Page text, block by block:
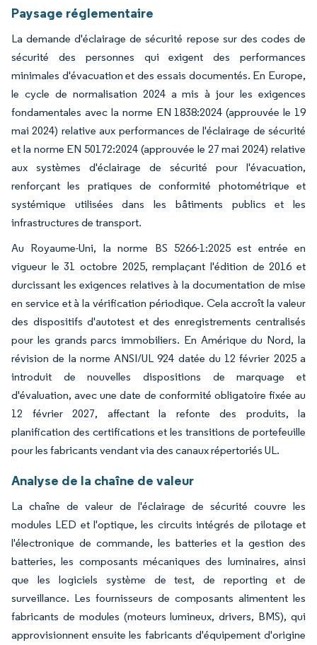
Paysage réglementaire
La demande d'éclairage de sécurité repose sur des codes de
sécurité des personnes qui exigent des performances
minimales d'évacuation et des essais documentés. En Europe,
le cycle de normalisation 2024 a mis à jour les exigences
fondamentales avec la norme EN 1838:2024 (approuvée le 19
mai 2024) relative aux performances de l'éclairage de sécurité
et la norme EN 50172:2024 (approuvée le 27 mai 2024) relative
aux systèmes d'éclairage de sécurité pour l'évacuation,
renforçant les pratiques de conformité photométrique et
systémique utilisées dans les bâtiments publics et les
infrastructures de transport.
Au Royaume-Uni, la norme BS 5266-1:2025 est entrée en
vigueur le 31 octobre 2025, remplaçant l'édition de 2016 et
durcissant les exigences relatives à la documentation de mise
en service et à la vérification périodique. Cela accroît la valeur
des dispositifs d'autotest et des enregistrements centralisés
pour les grands parcs immobiliers. En Amérique du Nord, la
révision de la norme ANSI/UL 924 datée du 12 février 2025 a
introduit de nouvelles dispositions de marquage et
d'évaluation, avec une date de conformité obligatoire fixée au
12 février 2027, affectant la refonte des produits, la
planification des certifications et les transitions de portefeuille
pour les fabricants vendant via des canaux répertoriés UL.
Analyse de la chaîne de valeur
La chaîne de valeur de l'éclairage de sécurité couvre les
modules LED et l'optique, les circuits intégrés de pilotage et
l'électronique de commande, les batteries et la gestion des
batteries, les composants mécaniques des luminaires, ainsi
que les logiciels système de test, de reporting et de
surveillance. Les fournisseurs de composants alimentent les
fabricants de modules (moteurs lumineux, drivers, BMS), qui
approvisionnent ensuite les fabricants d'équipement d'origine